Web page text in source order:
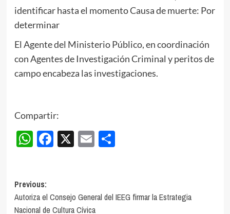
identificar hasta el momento Causa de muerte: Por
determinar
El Agente del Ministerio Público, en coordinación
con Agentes de Investigación Criminal y peritos de
campo encabeza las investigaciones.
Compartir:
WhatsApp
Facebook
X EmailCompartir
Post
navigation
Previous:
Autoriza el Consejo General del IEEG firmar la Estrategia
Nacional de Cultura Cívica